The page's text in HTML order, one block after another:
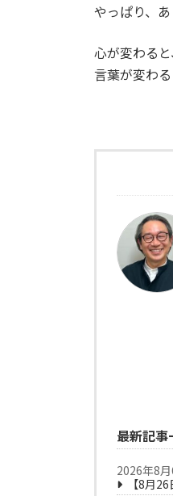
やっぱり、
心が変わる
言葉が変わ
最新記事
2026年8
【8月